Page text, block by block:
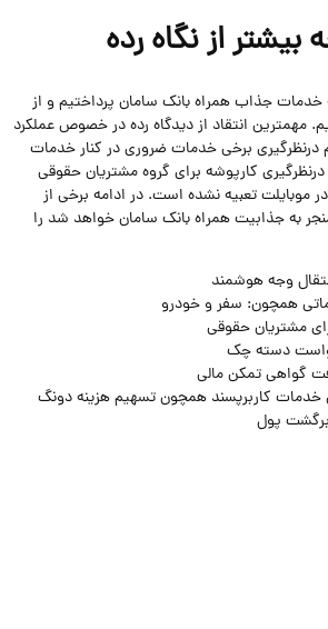
از نگاه رده
جذاب همراه بانک سامان پرداختیم و از
انتقاد از دیدگاه رده در خصوص عملکرد
برخی خدمات ضروری در کنار خدمات
کارپوشه برای گروه مشتریان حقوقی
تعبیه نشده است. در ادامه برخی از
جذابیت همراه بانک سامان خواهد شد را
وجه هوشمند
همچون: سفر و خودرو
حقوقی
دسته چک
تمکن مالی
کاربرپسند همچون تسهیم هزینه دونگ
پول